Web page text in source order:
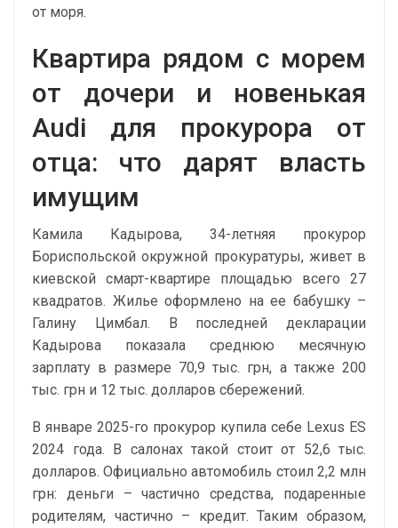
от моря.
Квартира рядом с морем
от дочери и новенькая
Audi для прокурора от
отца: что дарят власть
имущим
Камила Кадырова, 34-летняя прокурор
Бориспольской окружной прокуратуры, живет в
киевской смарт-квартире площадью всего 27
квадратов. Жилье оформлено на ее бабушку –
Галину Цимбал. В последней декларации
Кадырова показала среднюю месячную
зарплату в размере 70,9 тыс. грн, а также 200
тыс. грн и 12 тыс. долларов сбережений.
В январе 2025-го прокурор купила себе Lexus ES
2024 года. В салонах такой стоит от 52,6 тыс.
долларов. Официально автомобиль стоил 2,2 млн
грн: деньги – частично средства, подаренные
родителям, частично – кредит. Таким образом,